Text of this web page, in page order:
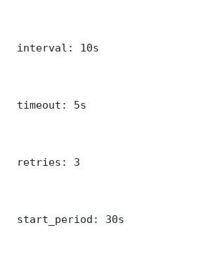
interval: 10s
timeout: 5s
retries: 3
start_period: 30s